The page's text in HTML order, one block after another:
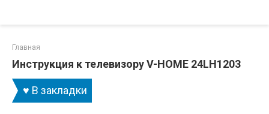
Главная
Инструкция к телевизору V-HOME 24LH1203
♥ В закладки